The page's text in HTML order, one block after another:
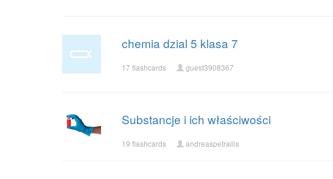
chemia dzial 5 klasa 7
17 flashcards guest3908367
Substancje i ich właściwości
19 flashcards andreaspetrallis